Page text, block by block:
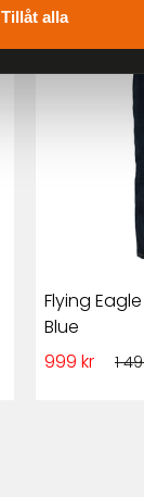
Tillåt alla
33 %
Flying
Blue
999 kr
1